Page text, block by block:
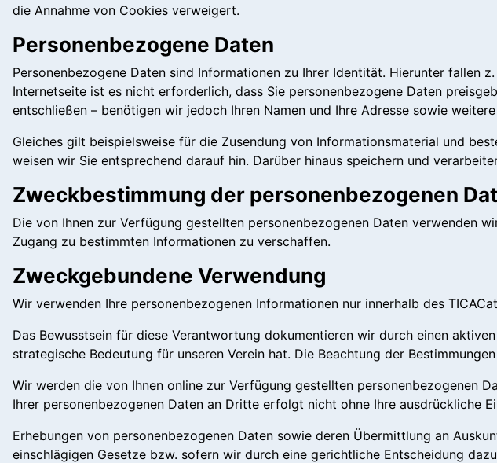
die Annahme von Cookies verweigert.
Personenbezogene Daten
Personenbezogene Daten sind Informationen zu Ihrer Identität. Hierunter fallen
Internetseite ist es nicht erforderlich, dass Sie personenbezogene Daten
entschließen – benötigen wir jedoch Ihren Namen und Ihre Adresse sowie
Gleiches gilt beispielsweise für die Zusendung von Informationsmaterial und
weisen wir Sie entsprechend darauf hin. Darüber hinaus speichern und
Zweckbestimmung der personenbezogenen
Die von Ihnen zur Verfügung gestellten personenbezogenen Daten verwenden
Zugang zu bestimmten Informationen zu verschaffen.
Zweckgebundene Verwendung
Wir verwenden Ihre personenbezogenen Informationen nur innerhalb des
Das Bewusstsein für diese Verantwortung dokumentieren wir durch einen
strategische Bedeutung für unseren Verein hat. Die Beachtung der
Wir werden die von Ihnen online zur Verfügung gestellten personenbezogenen
Ihrer personenbezogenen Daten an Dritte erfolgt nicht ohne Ihre ausdrückliche
Erhebungen von personenbezogenen Daten sowie deren Übermittlung an
einschlägigen Gesetze bzw. sofern wir durch eine gerichtliche Entscheidung